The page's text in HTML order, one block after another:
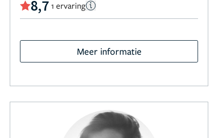
8,7 1 ervaring
Meer informatie